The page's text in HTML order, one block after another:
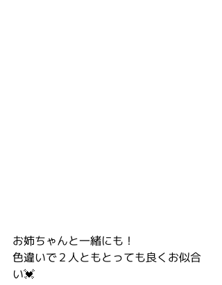
お姉ちゃんと一緒にも！
色違いで２人ともとっても良くお似合
い💓